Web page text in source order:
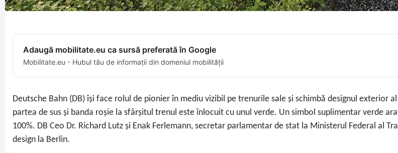
Adaugă mobilitate.eu ca sursă preferată în Google
Mobilitate.eu - Hubul tău de informații din domeniul mobilității
Deutsche Bahn (DB) își face rolul de pionier în mediu vizibil pe trenurile sale și schimbă designul exterior
partea de sus și banda roșie la sfârșitul trenul este înlocuit cu unul verde. Un simbol suplimentar verde
100%. DB Ceo Dr. Richard Lutz și Enak Ferlemann, secretar parlamentar de stat la Ministerul Federal al
design la Berlin.